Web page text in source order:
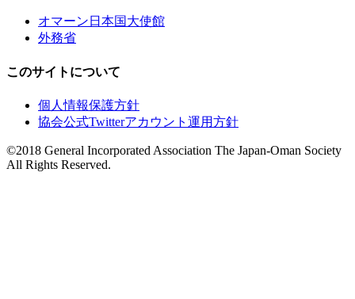
オマーン日本国大使館
外務省
このサイトについて
個人情報保護方針
協会公式Twitterアカウント運用方針
©2018 General Incorporated Association The Japan-Oman Society
All Rights Reserved.